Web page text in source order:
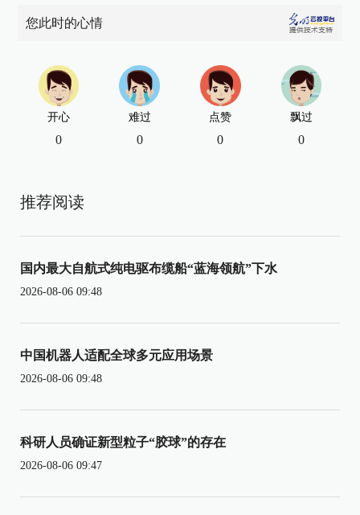
您此时的心情
开心
0
难过
0
点赞
0
飘过
0
推荐阅读
国内最大自航式纯电驱布缆船“蓝海领航”下水
2026-08-06 09:48
中国机器人适配全球多元应用场景
2026-08-06 09:48
科研人员确证新型粒子“胶球”的存在
2026-08-06 09:47